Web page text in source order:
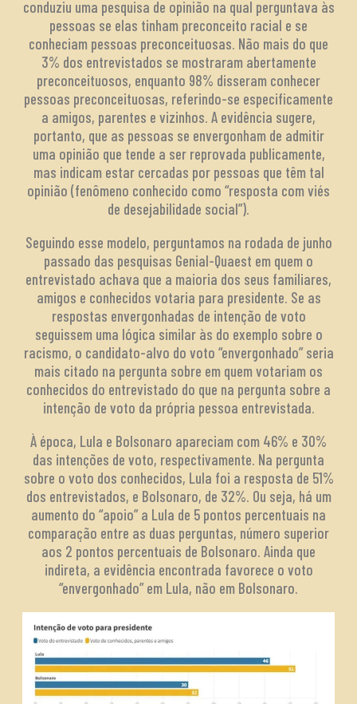
conduziu uma pesquisa de opinião na qual perguntava às
pessoas se elas tinham preconceito racial e se
conheciam pessoas preconceituosas. Não mais do que
3% dos entrevistados se mostraram abertamente
preconceituosos, enquanto 98% disseram conhecer
pessoas preconceituosas, referindo-se especificamente
a amigos, parentes e vizinhos. A evidência sugere,
portanto, que as pessoas se envergonham de admitir
uma opinião que tende a ser reprovada publicamente,
mas indicam estar cercadas por pessoas que têm tal
opinião (fenômeno conhecido como “resposta com viés
de desejabilidade social”).
Seguindo esse modelo, perguntamos na rodada de junho
passado das pesquisas Genial-Quaest em quem o
entrevistado achava que a maioria dos seus familiares,
amigos e conhecidos votaria para presidente. Se as
respostas envergonhadas de intenção de voto
seguissem uma lógica similar às do exemplo sobre o
racismo, o candidato-alvo do voto “envergonhado” seria
mais citado na pergunta sobre em quem votariam os
conhecidos do entrevistado do que na pergunta sobre a
intenção de voto da própria pessoa entrevistada.
À época, Lula e Bolsonaro apareciam com 46% e 30%
das intenções de voto, respectivamente. Na pergunta
sobre o voto dos conhecidos, Lula foi a resposta de 51%
dos entrevistados, e Bolsonaro, de 32%. Ou seja, há um
aumento do “apoio” a Lula de 5 pontos percentuais na
comparação entre as duas perguntas, número superior
aos 2 pontos percentuais de Bolsonaro. Ainda que
indireta, a evidência encontrada favorece o voto
“envergonhado” em Lula, não em Bolsonaro.